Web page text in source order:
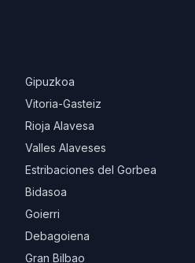
Gipuzkoa
Vitoria-Gasteiz
Rioja Alavesa
Valles Alaveses
Estribaciones del Gorbea
Bidasoa
Goierri
Debagoiena
Gran Bilbao